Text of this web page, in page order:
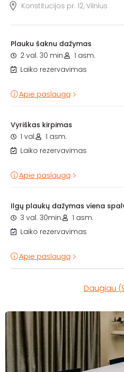
Konstitucijos pr. 12, Vilnius
Plauku šaknu dažymas
2 val. 30 min.
1 asm.
Laiko rezervavimas
Apie paslaugą
Vyriškas kirpimas
1 val.
1 asm.
Laiko rezervavimas
Apie paslaugą
Ilgų plaukų dažymas viena
3 val. 30min.
1 asm.
Laiko rezervavimas
Apie paslaugą
Daugiau